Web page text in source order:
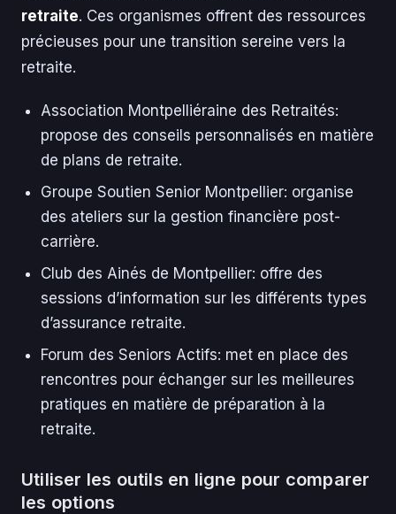
retraite. Ces organismes offrent des ressources
précieuses pour une transition sereine vers la
retraite.
Association Montpelliéraine des Retraités:
propose des conseils personnalisés en matière
de plans de retraite.
Groupe Soutien Senior Montpellier: organise
des ateliers sur la gestion financière post-
carrière.
Club des Ainés de Montpellier: offre des
sessions d’information sur les différents types
d’assurance retraite.
Forum des Seniors Actifs: met en place des
rencontres pour échanger sur les meilleures
pratiques en matière de préparation à la
retraite.
Utiliser les outils en ligne pour comparer
les options